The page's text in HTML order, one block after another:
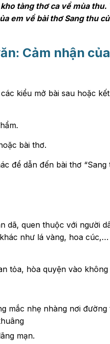
tàng thơ ca về mùa
em về bài thơ Sang thu
Cảm nhận
kiểu mở bài sau hoặc
bài thơ.
để dẫn đến bài thơ “Sang
dã, quen thuộc với người
như lá vàng, hoa
tỏa, hòa quyện vào không
mắc nhẹ nhàng nơi
mạn.